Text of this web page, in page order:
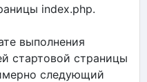
index.php.
выполнения
стартовой страницы
следующий